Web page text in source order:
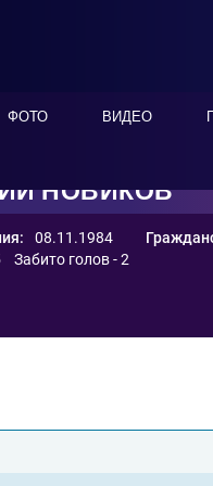
ФОТО ВИДЕО
НОВИКОВ
08.11.1984
Забито голов - 2